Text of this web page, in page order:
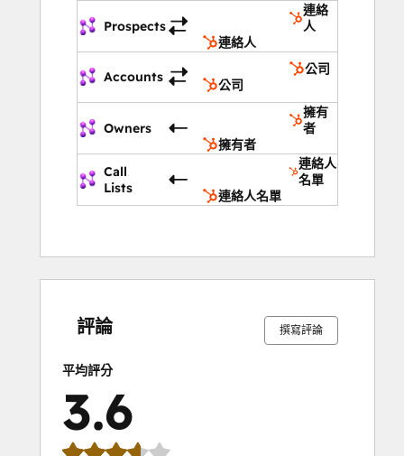
Prospects
連絡
人
連絡人
Accounts
公司
公司
Owners
擁有
者
擁有者
Call
Lists
連絡人
名單
連絡人名單
評論 撰寫評論
平均評分
3.6
成成
成成
成